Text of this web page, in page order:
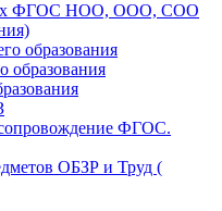
ФГОС НОО, ООО, СОО
образования
образования
ФГОС.
ОБЗР и Труд (